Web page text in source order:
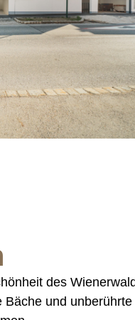
des
Bäche und unberührte